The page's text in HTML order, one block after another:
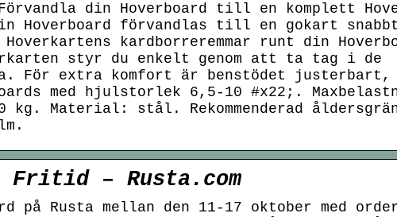
din Hoverboard till en komplett
Hoverboard förvandlas till en gokart
kardborreremmar runt din
styr du enkelt genom att ta tag i de
För extra komfort är benstödet justerbart,
med hjulstorlek 6,5-10 #x22;.
kg. Material: stål. Rekommenderad
Fritid – Rusta.com
på Rusta mellan den 11-17 oktober med